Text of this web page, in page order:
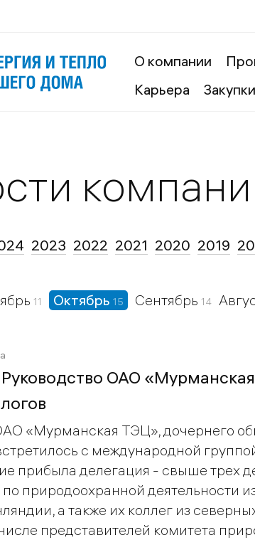
О компании
Карьера
Закупки
2023 2022 2021 2020 2019
11 Октябрь 15 Сентябрь 14
ОАО
«Мурманская ТЭЦ», дочернего
с международной
прибыла делегация - свыше трех
природоохранной деятельности
а также их коллег из
представителей комитета